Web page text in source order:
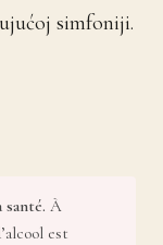
simfoniji.
santé. À
est